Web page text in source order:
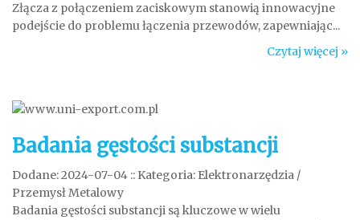
Złącza z połączeniem zaciskowym stanowią innowacyjne
podejście do problemu łączenia przewodów, zapewniając...
Czytaj więcej »
Badania gęstości substancji
Dodane: 2024-07-04 :: Kategoria: Elektronarzędzia /
Przemysł Metalowy
Badania gęstości substancji są kluczowe w wielu